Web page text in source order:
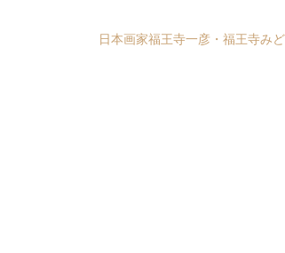
日本画家福王寺一彦・福王寺み